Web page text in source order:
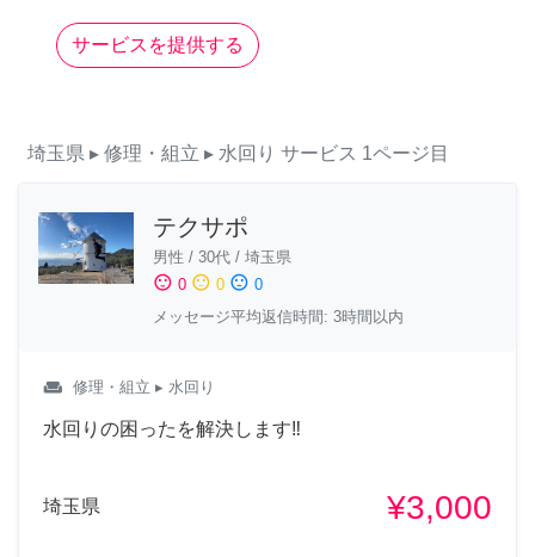
サービスを提供する
埼玉県 ▸ 修理・組立 ▸ 水回り サービス 1ページ目
テクサポ
男性 / 30代 / 埼玉県
sentiment_satisfied 0 sentiment_neutral 0 sentiment_dissatisfied 0
メッセージ平均返信時間: 3時間以内
weekend 修理・組立 ▸ 水回り
水回りの困ったを解決します‼︎
埼玉県 ¥3,000